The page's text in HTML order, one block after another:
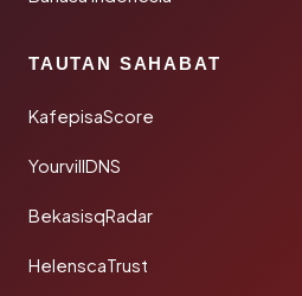
TAUTAN SAHABAT
KafepisaScore
YourvillDNS
BekasisqRadar
HelenscaTrust